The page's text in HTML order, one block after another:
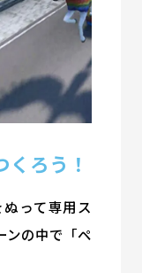
ろう！
って専用ス
ンの中で「ペ